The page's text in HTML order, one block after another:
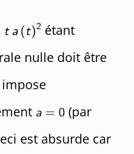
étant
nulle doit être
(par
est absurde car